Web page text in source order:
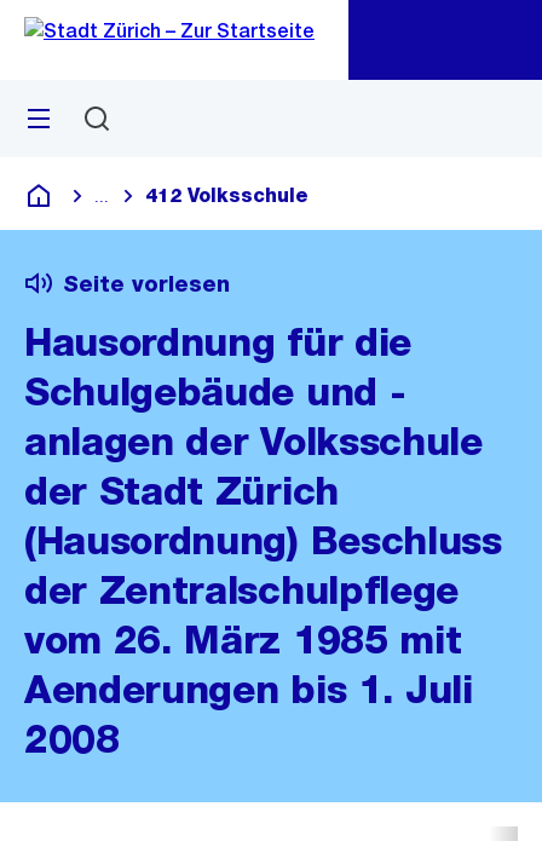
Navigation
Sprunglink
Menü
Deutsch
Blende alle Breadcrumbs ein
412 Volksschule
Seite vorlesen
Hausordnung für die
Schulgebäude und -
anlagen der Volksschule
der Stadt Zürich
(Hausordnung) Beschluss
der Zentralschulpflege
vom 26. März 1985 mit
Aenderungen bis 1. Juli
2008